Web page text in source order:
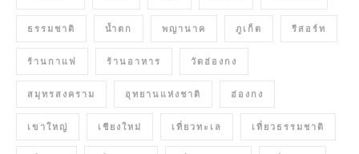
ธรรมชาติ น้ำตก พญานาค ภูเก็ต รีสอร์ท
ร้านกาแฟ ร้านอาหาร วัดฮ่องกง
สมุทรสงคราม อุทยานแห่งชาติ ฮ่องกง
เขาใหญ่ เชียงใหม่ เที่ยวทะเล เที่ยวธรรมชาติ